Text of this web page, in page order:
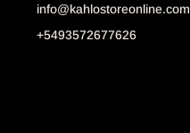
info@kahlostoreonline.com
+5493572677626